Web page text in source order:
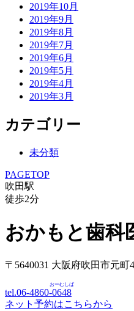
2019年10月
2019年9月
2019年8月
2019年7月
2019年6月
2019年5月
2019年4月
2019年3月
カテゴリー
未分類
PAGETOP
吹田駅
徒歩2分
おかもと歯科
〒5640031 大阪府吹田市元町
tel.06-4860-0648
おーむしば
ネット予約はこちらから